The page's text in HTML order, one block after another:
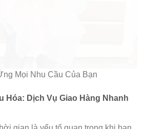
Mọi Nhu Cầu Của Bạn
Hóa: Dịch Vụ Giao Hàng Nhanh